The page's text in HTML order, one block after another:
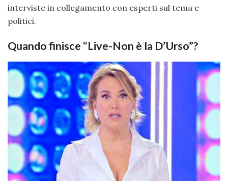
interviste in collegamento con esperti sul tema e
politici.
Quando finisce “Live-Non è la D’Urso”?